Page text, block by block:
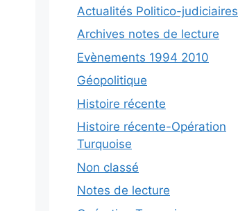
Actualités Politico-judiciaires
Archives notes de lecture
Evènements 1994 2010
Géopolitique
Histoire récente
Histoire récente-Opération
Turquoise
Non classé
Notes de lecture